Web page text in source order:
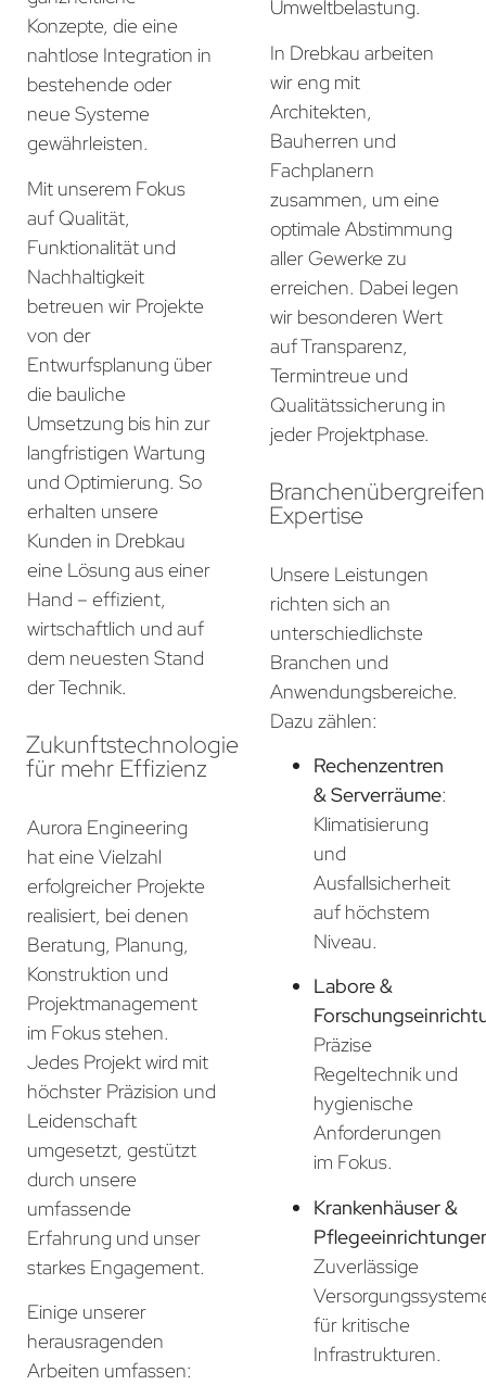
Konzepte, die eine
nahtlose Integration in
bestehende oder
neue Systeme
gewährleisten.
Mit unserem Fokus
auf Qualität,
Funktionalität und
Nachhaltigkeit
betreuen wir Projekte
von der
Entwurfsplanung über
die bauliche
Umsetzung bis hin zur
langfristigen Wartung
und Optimierung. So
erhalten unsere
Kunden in Drebkau
eine Lösung aus einer
Hand – effizient,
wirtschaftlich und auf
dem neuesten Stand
der Technik.
Zukunftstechnologie
für mehr Effizienz
Aurora Engineering
hat eine Vielzahl
erfolgreicher Projekte
realisiert, bei denen
Beratung, Planung,
Konstruktion und
Projektmanagement
im Fokus stehen.
Jedes Projekt wird mit
höchster Präzision und
Leidenschaft
umgesetzt, gestützt
durch unsere
umfassende
Erfahrung und unser
starkes Engagement.
Einige unserer
herausragenden
Arbeiten umfassen:
Umweltbelastung.
In Drebkau arbeiten
wir eng mit
Architekten,
Bauherren und
Fachplanern
zusammen, um eine
optimale Abstimmung
aller Gewerke zu
erreichen. Dabei legen
wir besonderen Wert
auf Transparenz,
Termintreue und
Qualitätssicherung in
jeder Projektphase.
Expertise
Unsere Leistungen
richten sich an
unterschiedlichste
Branchen und
Anwendungsbereiche.
Dazu zählen:
Rechenzentren
& Serverräume:
Klimatisierung
und
Ausfallsicherheit
auf höchstem
Niveau.
Labore &
Präzise
Regeltechnik und
hygienische
Anforderungen
im Fokus.
Krankenhäuser &
Zuverlässige
für kritische
Infrastrukturen.